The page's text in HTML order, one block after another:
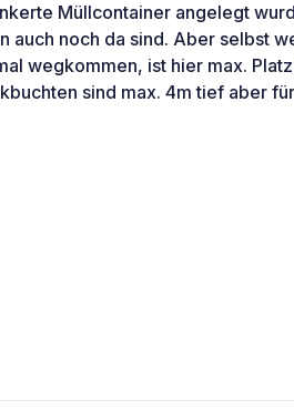
Müllcontainer angelegt
auch noch da sind. Aber selbst
wegkommen, ist hier max.
sind max. 4m tief aber für